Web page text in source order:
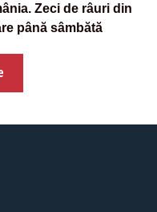
Zeci de râuri din
până sâmbătă